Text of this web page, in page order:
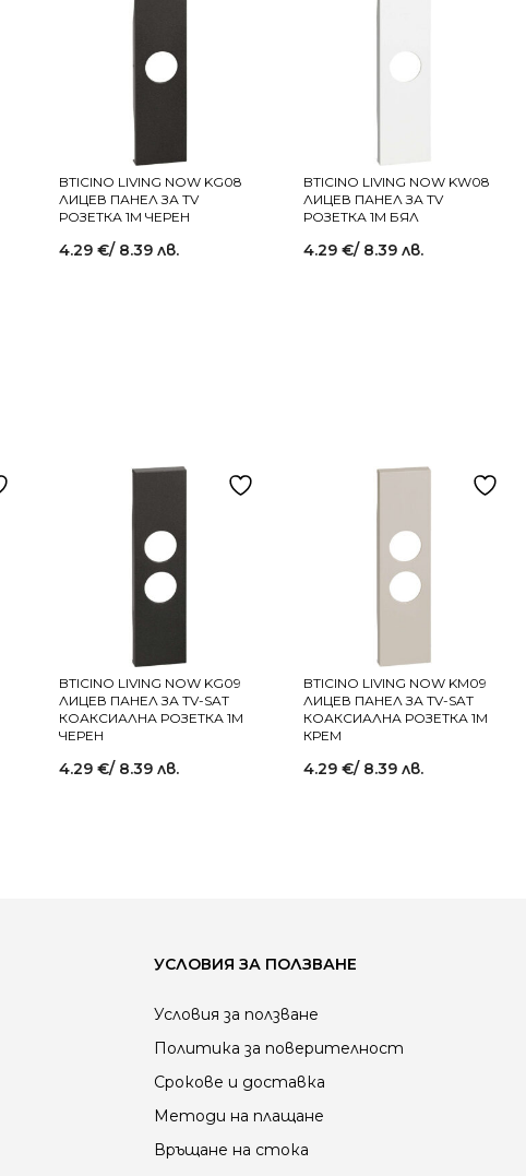
BTICINO LIVING NOW KG08
ЛИЦЕВ ПАНЕЛ ЗА TV
РОЗЕТКА 1M ЧЕРЕН
4.29 €/ 8.39 лв.
BTICINO LIVING NOW KW08
ЛИЦЕВ ПАНЕЛ ЗА TV
РОЗЕТКА 1M БЯЛ
4.29 €/ 8.39 лв.
BTICINO LIVING NOW KG09
ЛИЦЕВ ПАНЕЛ ЗА TV-SAT
КОАКСИАЛНА РОЗЕТКА 1M
ЧЕРЕН
4.29 €/ 8.39 лв.
BTICINO LIVING NOW KM09
ЛИЦЕВ ПАНЕЛ ЗА TV-SAT
КОАКСИАЛНА РОЗЕТКА 1M
КРЕМ
4.29 €/ 8.39 лв.
УСЛОВИЯ ЗА ПОЛЗВАНЕ
Условия за ползване
Политика за поверителност
Срокове и доставка
Методи на плащане
Връщане на стока